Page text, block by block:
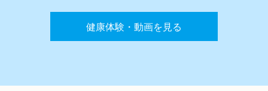
健康体験・動画を見る